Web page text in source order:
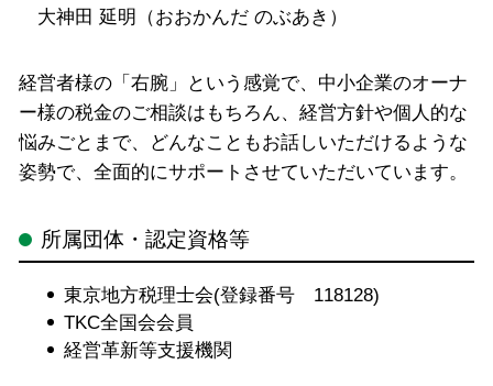
大神田 延明（おおかんだ のぶあき）
経営者様の「右腕」という感覚で、中小企業のオーナ
ー様の税金のご相談はもちろん、経営方針や個人的な
悩みごとまで、どんなこともお話しいただけるような
姿勢で、全面的にサポートさせていただいています。
所属団体・認定資格等
東京地方税理士会(登録番号 118128)
TKC全国会会員
経営革新等支援機関